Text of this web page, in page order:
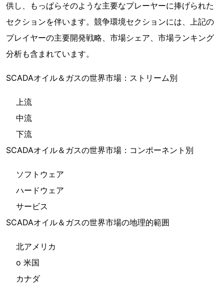
供し、もっぱらそのような主要なプレーヤーに捧げられた
セクションを伴います。競争環境セクションには、上記の
プレイヤーの主要開発戦略、市場シェア、市場ランキング
分析も含まれています。
SCADAオイル＆ガスの世界市場：ストリーム別
上流
中流
下流
SCADAオイル＆ガスの世界市場：コンポーネント別
ソフトウェア
ハードウェア
サービス
SCADAオイル＆ガスの世界市場の地理的範囲
北アメリカ
o 米国
カナダ